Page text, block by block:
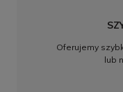
Oferujemy
lub